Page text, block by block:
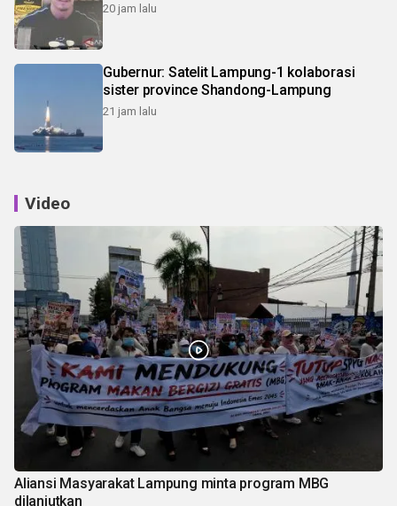
20 jam lalu
Gubernur: Satelit Lampung-1 kolaborasi
sister province Shandong-Lampung
21 jam lalu
Video
Aliansi Masyarakat Lampung minta program MBG
dilanjutkan